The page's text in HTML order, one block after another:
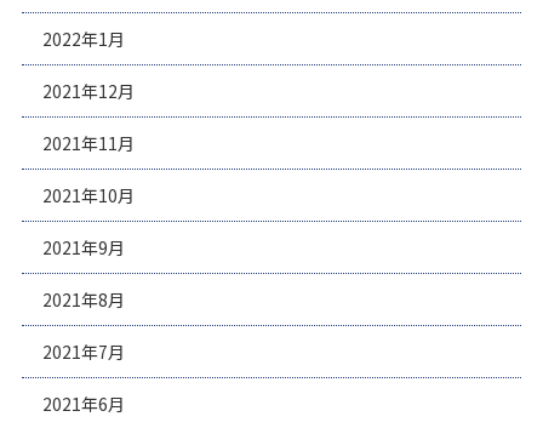
2022年1月
2021年12月
2021年11月
2021年10月
2021年9月
2021年8月
2021年7月
2021年6月